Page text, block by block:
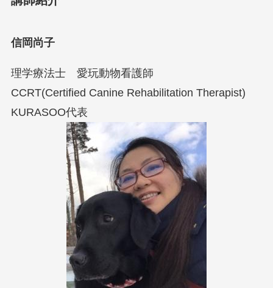
信岡尚子
理学療法士 愛玩動物看護師
CCRT(Certified Canine Rehabilitation Therapist)
KURASOO代表